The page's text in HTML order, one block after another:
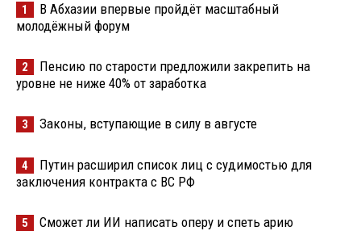
1
В Абхазии впервые пройдёт масштабный
молодёжный форум
2
Пенсию по старости предложили закрепить на
уровне не ниже 40% от заработка
3 Законы, вступающие в силу в августе
4
Путин расширил список лиц с судимостью для
заключения контракта с ВС РФ
5 Сможет ли ИИ написать оперу и спеть арию